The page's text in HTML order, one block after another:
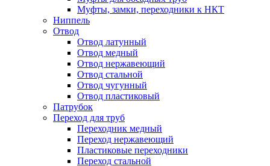
Муфты, замки, переходники к НКТ
Ниппель
Отвод
Отвод латунный
Отвод медный
Отвод нержавеющий
Отвод стальной
Отвод чугунный
Отвод пластиковый
Патрубок
Переход для труб
Переходник медный
Переход нержавеющий
Пластиковые переходники
Переход стальной